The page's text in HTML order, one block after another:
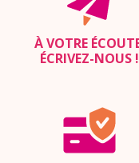
À VOTRE
ÉCRIVEZ-NOUS !